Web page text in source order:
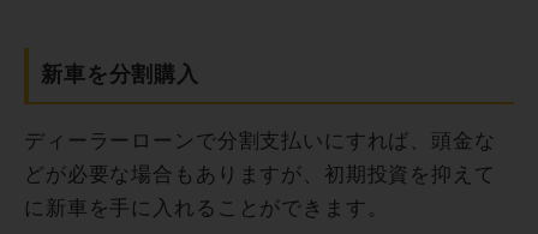
新車を分割購入
ディーラーローンで分割支払いにすれば、頭金な
どが必要な場合もありますが、初期投資を抑えて
に新車を手に入れることができます。